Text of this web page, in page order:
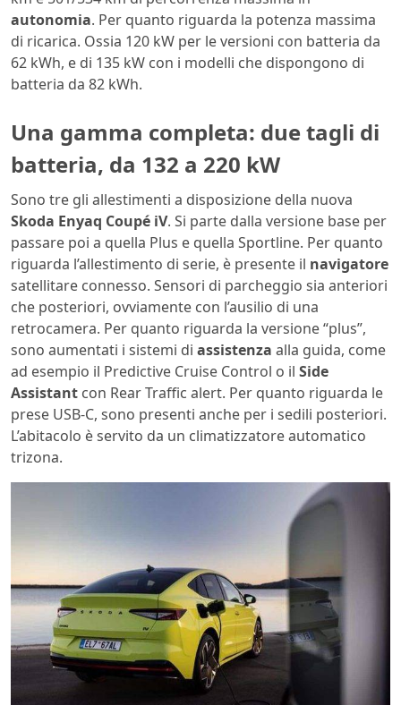
autonomia. Per quanto riguarda la potenza massima
di ricarica. Ossia 120 kW per le versioni con batteria da
62 kWh, e di 135 kW con i modelli che dispongono di
batteria da 82 kWh.
Una gamma completa: due tagli di
batteria, da 132 a 220 kW
Sono tre gli allestimenti a disposizione della nuova
Skoda Enyaq Coupé iV. Si parte dalla versione base per
passare poi a quella Plus e quella Sportline. Per quanto
riguarda l’allestimento di serie, è presente il navigatore
satellitare connesso. Sensori di parcheggio sia anteriori
che posteriori, ovviamente con l’ausilio di una
retrocamera. Per quanto riguarda la versione “plus”,
sono aumentati i sistemi di assistenza alla guida, come
ad esempio il Predictive Cruise Control o il Side
Assistant con Rear Traffic alert. Per quanto riguarda le
prese USB-C, sono presenti anche per i sedili posteriori.
L’abitacolo è servito da un climatizzatore automatico
trizona.